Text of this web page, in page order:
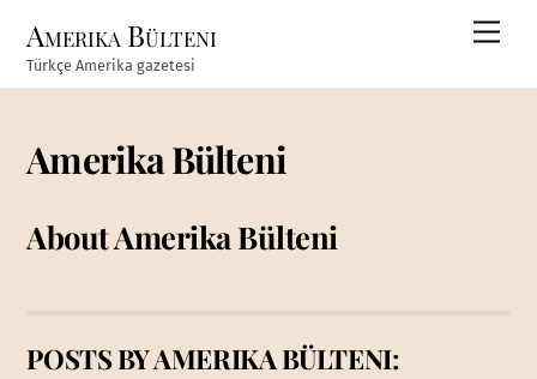
content
Amerika Bülteni
Türkçe Amerika gazetesi
Amerika Bülteni
AboutAmerika Bülteni
POSTS BY AMERIKA BÜLTENI: